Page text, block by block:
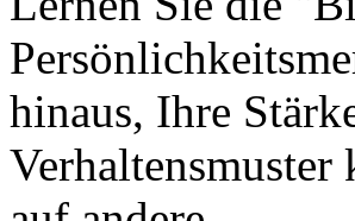
hinaus, Ihre